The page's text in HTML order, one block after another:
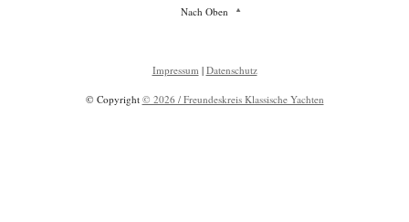
Nach Oben
Impressum | Datenschutz
© Copyright © 2026 / Freundeskreis Klassische Yachten